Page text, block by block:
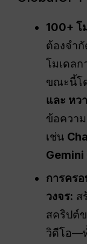
100+ โ
ต้องจำกั
โมเดล
ขณะนี้โ
และ หว
ข้อควา
เช่น
Gemini
การคร
วงจร: ส
สคริปต์
วิดีโอ—